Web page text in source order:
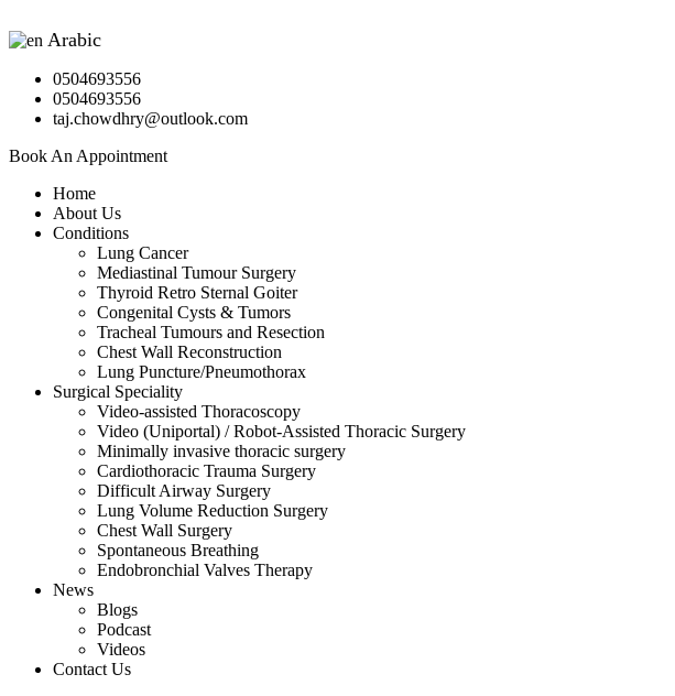
Arabic
0504693556
0504693556
taj.chowdhry@outlook.com
Book An Appointment
Home
About Us
Conditions
Lung Cancer
Mediastinal Tumour Surgery
Thyroid Retro Sternal Goiter
Congenital Cysts & Tumors
Tracheal Tumours and Resection
Chest Wall Reconstruction
Lung Puncture/Pneumothorax
Surgical Speciality
Video-assisted Thoracoscopy
Video (Uniportal) / Robot-Assisted Thoracic Surgery
Minimally invasive thoracic surgery
Cardiothoracic Trauma Surgery
Difficult Airway Surgery
Lung Volume Reduction Surgery
Chest Wall Surgery
Spontaneous Breathing
Endobronchial Valves Therapy
News
Blogs
Podcast
Videos
Contact Us